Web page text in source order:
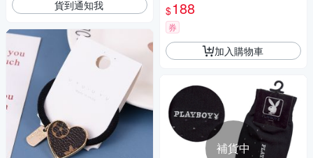
貨到通知我
$188
券
加入購物車
補貨中